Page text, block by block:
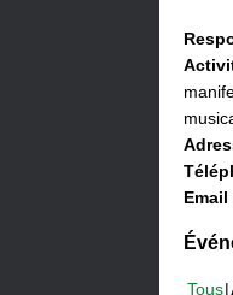
Email
Tous